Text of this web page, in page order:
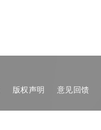
版权声明 意见回馈